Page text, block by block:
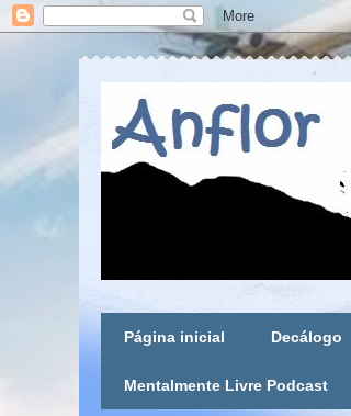
Página inicial Decálogo
Mentalmente Livre Podcast